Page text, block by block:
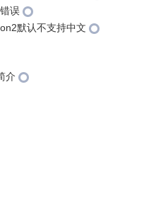
误
默认不支持中文
介